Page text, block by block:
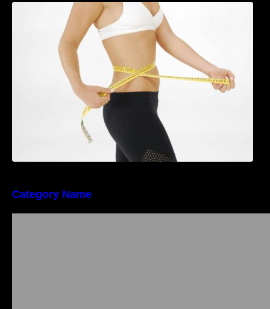
Tratamentul Wegovy® generează o scădere
în greutate de până la 22,6% la femei în
perioada menopauzei și reduce la jumătate
riscul de migrene
Category Name